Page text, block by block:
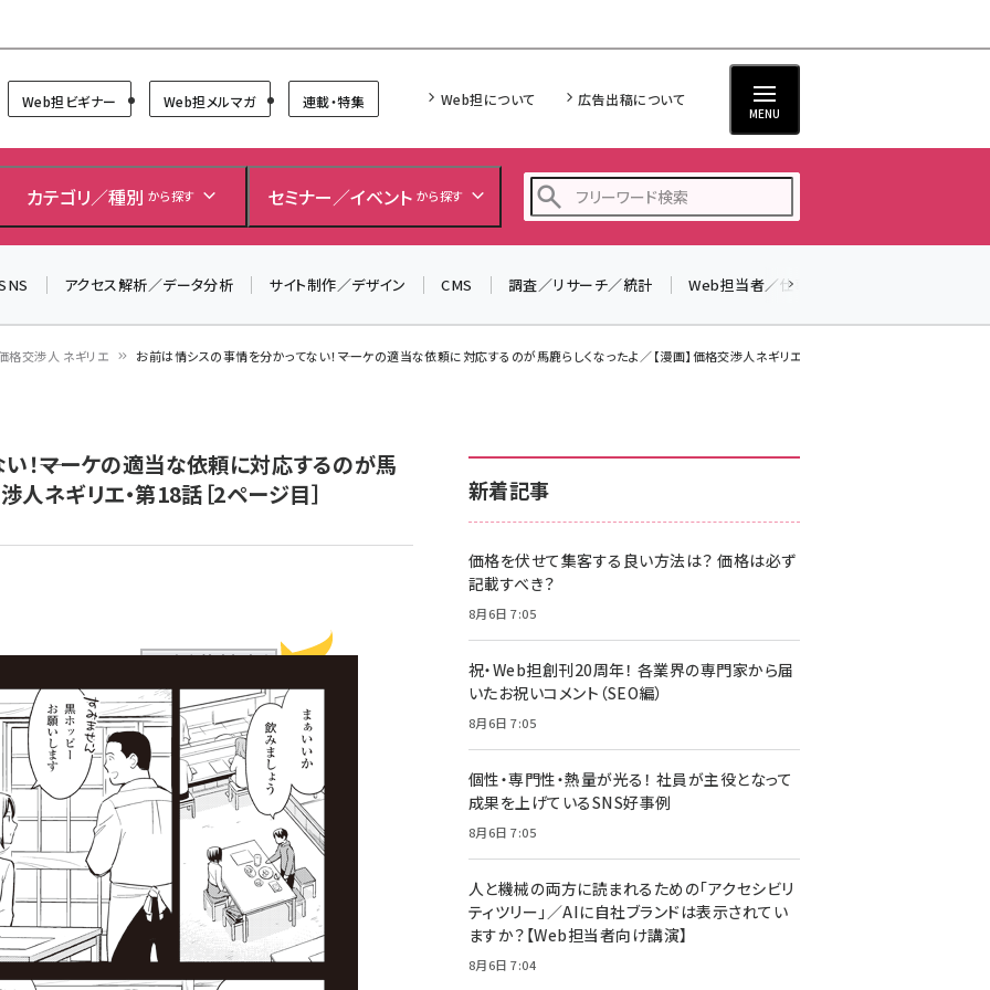
Web担ビギナー Web担メルマガ 連載・特集 Web担について 広告出稿について
MENU
カテゴリ／種別 から探す セミナー／イベント から探す
z世代 (1622)
meo (1275)
アクセス解析／データ分析 サイト制作／デザイン CMS 調査／リサーチ／統計 Web担当者／仕事
格交渉人 ネギリエ お前は情シスの事情を分かってない！――マーケの適当な依頼に対応するのが馬鹿らしくなったよ／【漫画】価格交渉人ネギリエ・第...
！――マーケの適当な依頼に対応するのが馬
人ネギリエ・第18話［2ページ目］
新着記事
価格を伏せて集客する良い方法は？ 価格は必ず
記載すべき？
8月6日 7:05
祝・Web担創刊20周年！ 各業界の専門家から届
いたお祝いコメント（SEO編）
8月6日 7:05
個性・専門性・熱量が光る！ 社員が主役となって
成果を上げているSNS好事例
8月6日 7:05
人と機械の両方に読まれるための「アクセシビリ
ティツリー」／AIに自社ブランドは表示されてい
ますか？【Web担当者向け講演】
8月6日 7:04